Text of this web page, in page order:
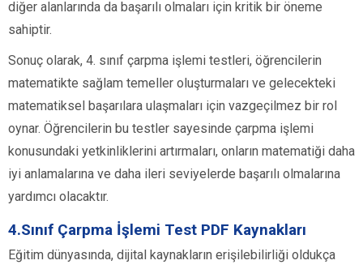
diğer alanlarında da başarılı olmaları için kritik bir öneme
sahiptir.
Sonuç olarak, 4. sınıf çarpma işlemi testleri, öğrencilerin
matematikte sağlam temeller oluşturmaları ve gelecekteki
matematiksel başarılara ulaşmaları için vazgeçilmez bir rol
oynar. Öğrencilerin bu testler sayesinde çarpma işlemi
konusundaki yetkinliklerini artırmaları, onların matematiği daha
iyi anlamalarına ve daha ileri seviyelerde başarılı olmalarına
yardımcı olacaktır.
4.Sınıf Çarpma İşlemi Test PDF Kaynakları
Eğitim dünyasında, dijital kaynakların erişilebilirliği oldukça